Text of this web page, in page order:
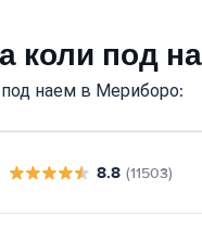
коли под
наем в Мериборо:
8.8 (11503)